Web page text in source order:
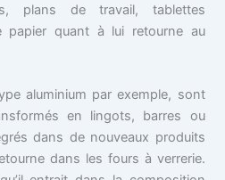
plans de travail, tablettes
papier quant à lui retourne au
aluminium par exemple, sont
en lingots, barres ou
dans de nouveaux produits
dans les fours à verrerie.